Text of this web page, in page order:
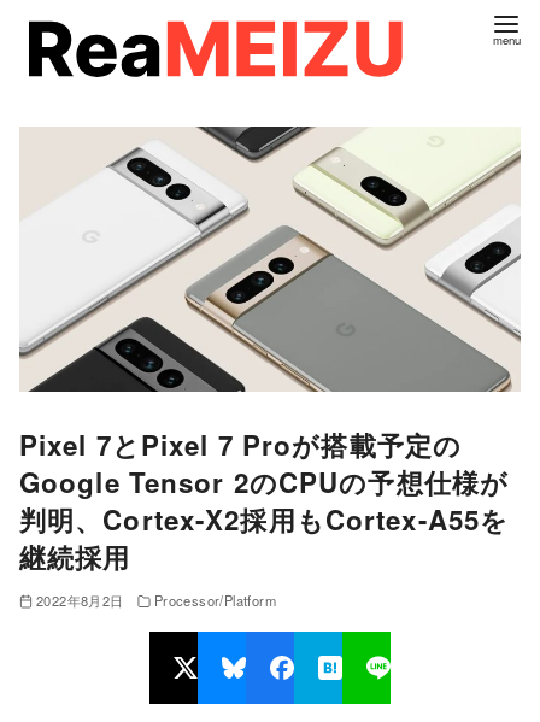
Pixel 7とPixel 7 Proが搭載予定の
Google Tensor 2のCPUの予想仕様が
判明、Cortex-X2採用もCortex-A55を
継続採用
2022年8月2日 Processor/Platform